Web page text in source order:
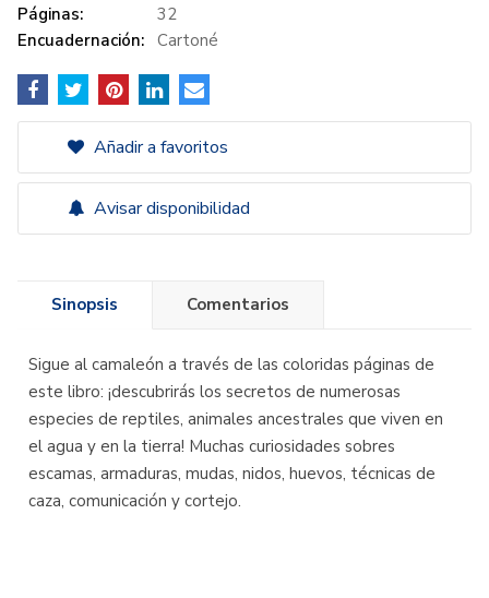
Páginas:
32
Encuadernación: Cartoné
Añadir a favoritos
Avisar disponibilidad
Sinopsis Comentarios
Sigue al camaleón a través de las coloridas páginas de
este libro: ¡descubrirás los secretos de numerosas
especies de reptiles, animales ancestrales que viven en
el agua y en la tierra! Muchas curiosidades sobres
escamas, armaduras, mudas, nidos, huevos, técnicas de
caza, comunicación y cortejo.